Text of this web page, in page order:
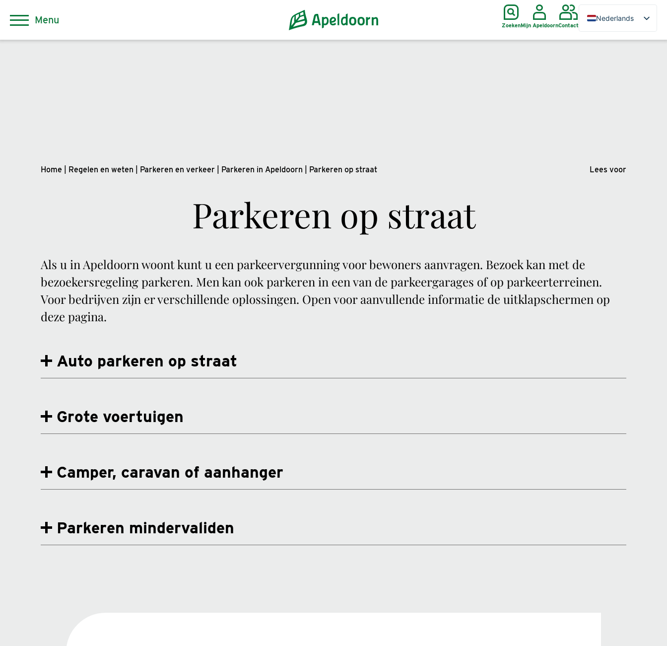
Menu ZoekenMijn ApeldoornContact
Nederlands
Home Regelen en weten Parkeren en verkeer Parkeren in Apeldoorn Parkeren op straat Lees voor
Parkeren op straat
Als u in Apeldoorn woont kunt u een parkeervergunning voor bewoners aanvragen. Bezoek kan met de
bezoekersregeling parkeren. Men kan ook parkeren in een van de parkeergarages of op parkeerterreinen.
Voor bedrijven zijn er verschillende oplossingen. Open voor aanvullende informatie de uitklapschermen op
deze pagina.
Auto parkeren op straat
Grote voertuigen
Camper, caravan of aanhanger
Parkeren mindervaliden